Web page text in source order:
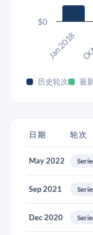
Jan 2018
$0
历史轮次 最
日期 轮次
May 2022
Sep 2021
Dec 2020